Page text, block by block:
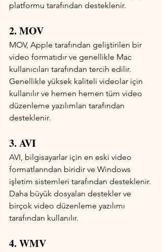
platformu tarafından desteklenir.
2. MOV
MOV, Apple tarafından geliştirilen bir
video formatıdır ve genellikle Mac
kullanıcıları tarafından tercih edilir.
Genellikle yüksek kaliteli videolar için
kullanılır ve hemen hemen tüm video
düzenleme yazılımları tarafından
desteklenir.
3. AVI
AVI, bilgisayarlar için en eski video
formatlarından biridir ve Windows
işletim sistemleri tarafından desteklenir.
Daha büyük dosyaları destekler ve
birçok video düzenleme yazılımı
tarafından kullanılır.
4. WMV